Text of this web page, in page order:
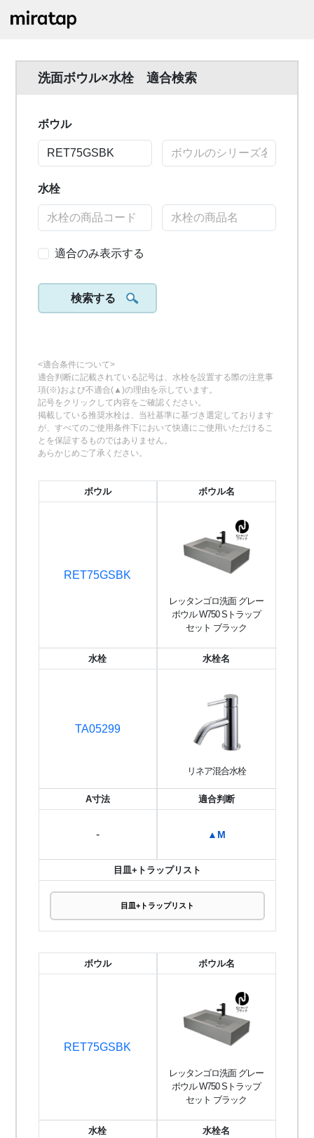
洗面ボウル×水栓 適合検索
ボウル
水栓
適合のみ表示する
検索する
<適合条件について>
適合判断に記載されている記号は、水栓を設置する際の注意事
項(※)および不適合(▲)の理由を示しています。
記号をクリックして内容をご確認ください。
掲載している推奨水栓は、当社基準に基づき選定しております
が、すべてのご使用条件下において快適にご使用いただけるこ
とを保証するものではありません。
あらかじめご了承ください。
ボウル
RET75GSBK
ボウル名
レッタンゴロ洗面 グレー
ボウル W750 Sトラップ
セット ブラック
水栓
TA05299
水栓名
リネア混合水栓
A寸法
-
適合判断
▲M
目皿+トラップリスト
目皿+トラップリスト
ボウル
RET75GSBK
ボウル名
レッタンゴロ洗面 グレー
ボウル W750 Sトラップ
セット ブラック
水栓 水栓名